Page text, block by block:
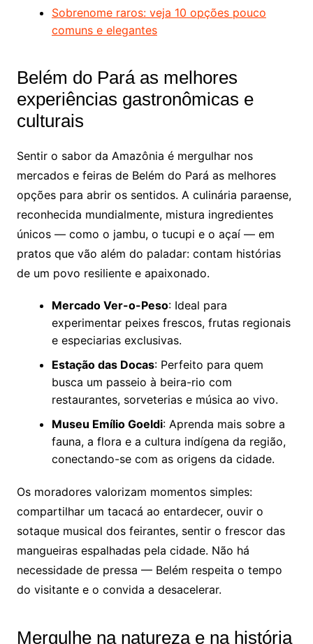
Sobrenome raros: veja 10 opções pouco
comuns e elegantes
Belém do Pará as melhores
experiências gastronômicas e
culturais
Sentir o sabor da Amazônia é mergulhar nos
mercados e feiras de Belém do Pará as melhores
opções para abrir os sentidos. A culinária paraense,
reconhecida mundialmente, mistura ingredientes
únicos — como o jambu, o tucupi e o açaí — em
pratos que vão além do paladar: contam histórias
de um povo resiliente e apaixonado.
Mercado Ver-o-Peso: Ideal para
experimentar peixes frescos, frutas regionais
e especiarias exclusivas.
Estação das Docas: Perfeito para quem
busca um passeio à beira-rio com
restaurantes, sorveterias e música ao vivo.
Museu Emílio Goeldi: Aprenda mais sobre a
fauna, a flora e a cultura indígena da região,
conectando-se com as origens da cidade.
Os moradores valorizam momentos simples:
compartilhar um tacacá ao entardecer, ouvir o
sotaque musical dos feirantes, sentir o frescor das
mangueiras espalhadas pela cidade. Não há
necessidade de pressa — Belém respeita o tempo
do visitante e o convida a desacelerar.
Mergulhe na natureza e na história